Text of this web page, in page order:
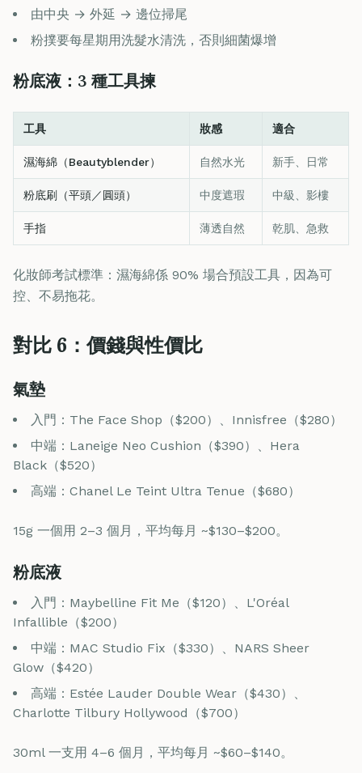
由中央 → 外延 → 邊位掃尾
粉撲要每星期用洗髮水清洗，否則細菌爆增
粉底液：3 種工具揀
工具 妝感 適合
濕海綿（Beautyblender） 自然水光 新手、日常
粉底刷（平頭／圓頭） 中度遮瑕 中級、影樓
手指 薄透自然 乾肌、急救
化妝師考試標準：濕海綿係 90% 場合預設工具，因為可
控、不易拖花。
對比 6：價錢與性價比
氣墊
入門：The Face Shop（$200）、Innisfree（$280）
中端：Laneige Neo Cushion（$390）、Hera
Black（$520）
高端：Chanel Le Teint Ultra Tenue（$680）
15g 一個用 2–3 個月，平均每月 ~$130–$200。
粉底液
入門：Maybelline Fit Me（$120）、L'Oréal
Infallible（$200）
中端：MAC Studio Fix（$330）、NARS Sheer
Glow（$420）
高端：Estée Lauder Double Wear（$430）、
Charlotte Tilbury Hollywood（$700）
30ml 一支用 4–6 個月，平均每月 ~$60–$140。